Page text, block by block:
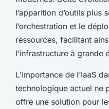
l’apparition d’outils plus
l’orchestration et le
ressources, facilitant
l’infrastructure à grande
L’importance de l’IaaS
technologique actuel ne
offre une solution pour